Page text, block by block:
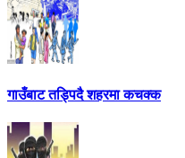
गाउँबाट तड्पिदै शहरमा कचक्क